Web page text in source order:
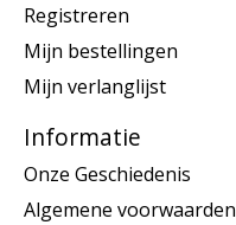
Registreren
Mijn bestellingen
Mijn verlanglijst
Informatie
Onze Geschiedenis
Algemene voorwaarden